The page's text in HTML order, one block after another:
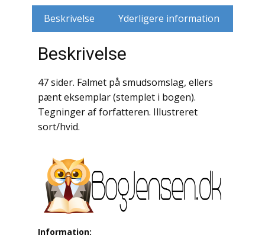
Krige / Slag
Kunst
Litteraturhistorie
Lokalhistorie / Topografi
Beskrivelse Yderligere information
Beskrivelse
47 sider. Falmet på smudsomslag, ellers
pænt eksemplar (stemplet i bogen).
Tegninger af forfatteren. Illustreret
sort/hvid.
Information: